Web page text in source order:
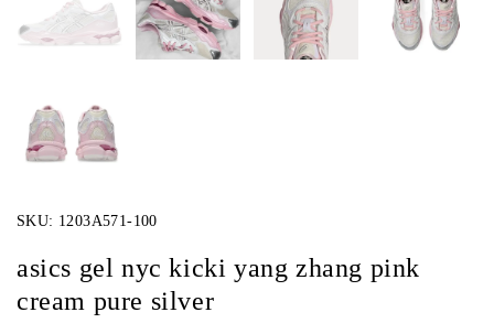
SKU: 1203A571-100
asics gel nyc kicki yang zhang pink
cream pure silver